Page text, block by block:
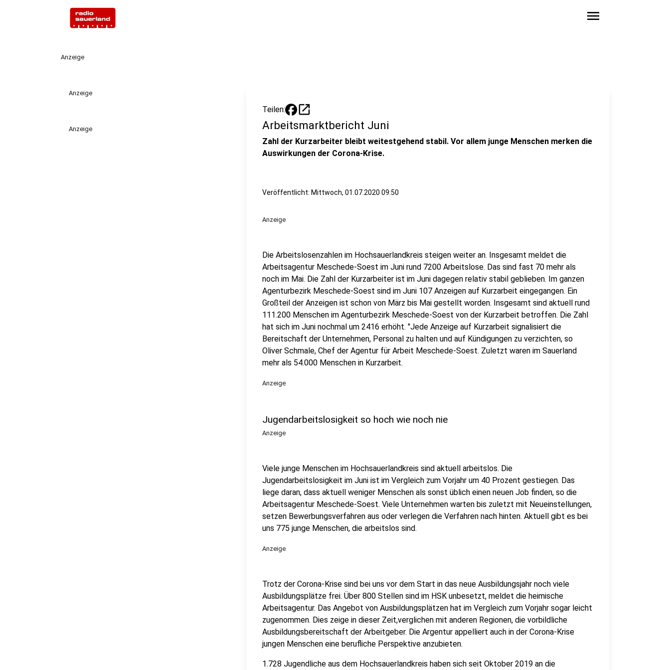
menu
Anzeige
Anzeige
Anzeige
Teilen: open_in_new
Arbeitsmarktbericht Juni
Zahl der Kurzarbeiter bleibt weitestgehend stabil. Vor allem junge Menschen merken die
Auswirkungen der Corona-Krise.
Veröffentlicht: Mittwoch, 01.07.2020 09:50
Anzeige
Die Arbeitslosenzahlen im Hochsauerlandkreis steigen weiter an. Insgesamt meldet die
Arbeitsagentur Meschede-Soest im Juni rund 7200 Arbeitslose. Das sind fast 70 mehr als
noch im Mai. Die Zahl der Kurzarbeiter ist im Juni dagegen relativ stabil geblieben. Im ganzen
Agenturbezirk Meschede-Soest sind im Juni 107 Anzeigen auf Kurzarbeit eingegangen. Ein
Großteil der Anzeigen ist schon von März bis Mai gestellt worden. Insgesamt sind aktuell rund
111.200 Menschen im Agenturbezirk Meschede-Soest von der Kurzarbeit betroffen. Die Zahl
hat sich im Juni nochmal um 2416 erhöht. "Jede Anzeige auf Kurzarbeit signalisiert die
Bereitschaft der Unternehmen, Personal zu halten und auf Kündigungen zu verzichten, so
Oliver Schmale, Chef der Agentur für Arbeit Meschede-Soest. Zuletzt waren im Sauerland
mehr als 54.000 Menschen in Kurzarbeit.
Anzeige
Jugendarbeitslosigkeit so hoch wie noch nie
Anzeige
Viele junge Menschen im Hochsauerlandkreis sind aktuell arbeitslos. Die
Jugendarbeitslosigkeit im Juni ist im Vergleich zum Vorjahr um 40 Prozent gestiegen. Das
liege daran, dass aktuell weniger Menschen als sonst üblich einen neuen Job finden, so die
Arbeitsagentur Meschede-Soest. Viele Unternehmen warten bis zuletzt mit Neueinstellungen,
setzen Bewerbungsverfahren aus oder verlegen die Verfahren nach hinten. Aktuell gibt es bei
uns 775 junge Menschen, die arbeitslos sind.
Anzeige
Trotz der Corona-Krise sind bei uns vor dem Start in das neue Ausbildungsjahr noch viele
Ausbildungsplätze frei. Über 800 Stellen sind im HSK unbesetzt, meldet die heimische
Arbeitsagentur. Das Angebot von Ausbildungsplätzen hat im Vergleich zum Vorjahr sogar leicht
zugenommen. Dies zeige in dieser Zeit,verglichen mit anderen Regionen, die vorbildliche
Ausbildungsbereitschaft der Arbeitgeber. Die Argentur appelliert auch in der Corona-Krise
jungen Menschen eine berufliche Perspektive anzubieten.
1.728 Jugendliche aus dem Hochsauerlandkreis haben sich seit Oktober 2019 an die